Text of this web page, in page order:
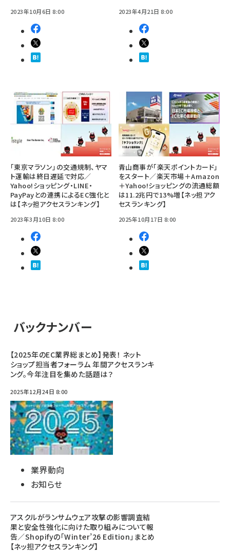
2023年10月6日 8:00 2023年4月21日 8:00
「東京マラソン」の交通規制、ヤマ
ト運輸は終日遅延で対応／
Yahoo!ショッピング・LINE・
PayPayとの連携によるEC強化と
は【ネッ担アクセスランキング】
2023年3月10日 8:00
青山商事が「楽天ポイントカード」
をスタート／楽天市場＋Amazon
＋Yahoo!ショッピングの流通総額
は11.2兆円で13%増【ネッ担アク
セスランキング】
2025年10月17日 8:00
バックナンバー
【2025年のEC業界総まとめ】発表！ ネット
ショップ担当者フォーラム 年間アクセスランキ
ング。今年注目を集めた話題は？
2025年12月24日 8:00
業界動向
お知らせ
アスクルがランサムウェア攻撃の影響調査結
果と安全性強化に向けた取り組みについて報
告／Shopifyの「Winter’26 Edition」まとめ
【ネッ担アクセスランキング】